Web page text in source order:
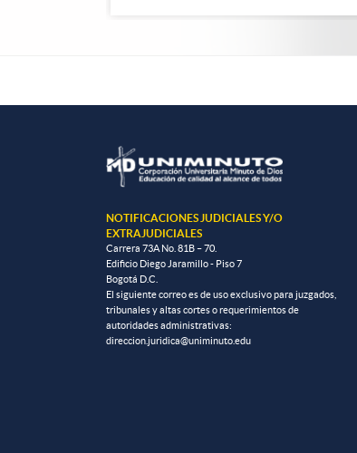
NOTIFICACIONES JUDICIALES Y/O
EXTRAJUDICIALES
Carrera 73A No. 81B – 70.
Edificio Diego Jaramillo - Piso 7
Bogotá D.C.
El siguiente correo es de uso exclusivo para juzgados,
tribunales y altas cortes o requerimientos de
autoridades administrativas:
direccion.juridica@uniminuto.edu